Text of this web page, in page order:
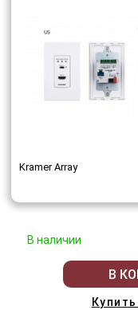
Kramer Array
В наличии
В